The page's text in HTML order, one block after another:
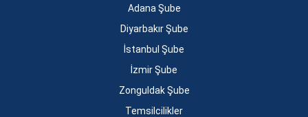
Adana Şube
Diyarbakır Şube
İstanbul Şube
İzmir Şube
Zonguldak Şube
Temsilcilikler